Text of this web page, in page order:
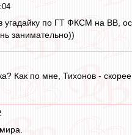
угадайку по ГТ ФКСМ на ВВ,
занимательно))
Как по мне, Тихонов -